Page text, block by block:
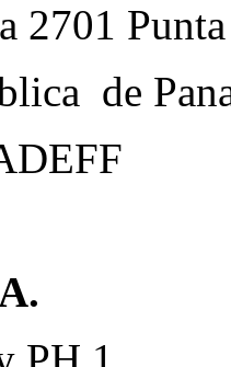
2701
de